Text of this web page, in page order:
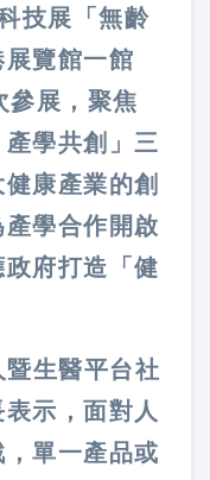
技展「無齡
覽館一館
參展，聚焦
產學共創」三
康產業的創
學合作開啟
府打造「健
生醫平台社
示，面對人
單一產品或